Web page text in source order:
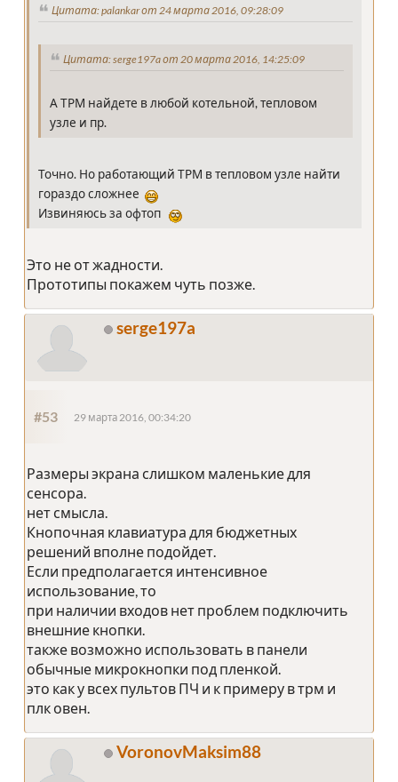
Цитата: palankar от 24 марта 2016, 09:28:09
Цитата: serge197a от 20 марта 2016, 14:25:09
А ТРМ найдете в любой котельной, тепловом
узле и пр.
Точно. Но работающий ТРМ в тепловом узле найти
гораздо сложнее
Извиняюсь за офтоп
Это не от жадности.
Прототипы покажем чуть позже.
serge197a
#53 29 марта 2016, 00:34:20
Размеры экрана слишком маленькие для
сенсора.
нет смысла.
Кнопочная клавиатура для бюджетных
решений вполне подойдет.
Если предполагается интенсивное
использование, то
при наличии входов нет проблем подключить
внешние кнопки.
также возможно использовать в панели
обычные микрокнопки под пленкой.
это как у всех пультов ПЧ и к примеру в трм и
плк овен.
VoronovMaksim88